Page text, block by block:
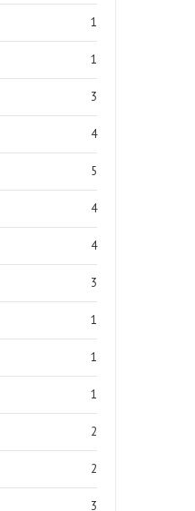
1
1
3
4
5
4
4
3
1
1
1
2
2
3